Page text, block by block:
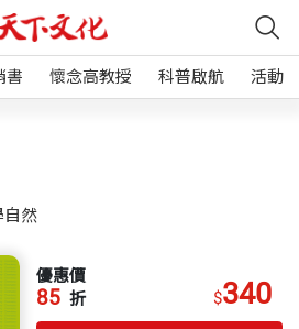
書 懷念高教授 科普啟航 活動
自然
優惠價
85 折 $340